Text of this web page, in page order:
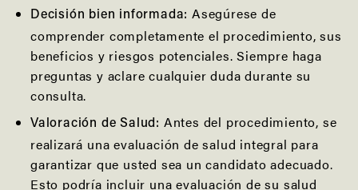
Decisión bien informada: Asegúrese de
comprender completamente el procedimiento, sus
beneficios y riesgos potenciales. Siempre haga
preguntas y aclare cualquier duda durante su
consulta.
Valoración de Salud: Antes del procedimiento, se
realizará una evaluación de salud integral para
garantizar que usted sea un candidato adecuado.
Esto podría incluir una evaluación de su salud